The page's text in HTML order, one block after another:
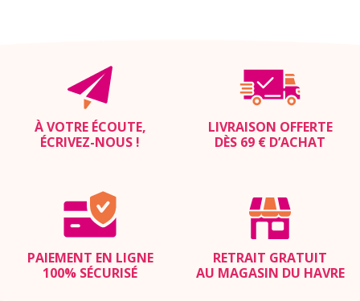
À VOTRE ÉCOUTE,
ÉCRIVEZ-NOUS !
LIVRAISON OFFERTE
DÈS 69 € D’ACHAT
PAIEMENT EN LIGNE
100% SÉCURISÉ
RETRAIT GRATUIT
AU MAGASIN DU HAVRE